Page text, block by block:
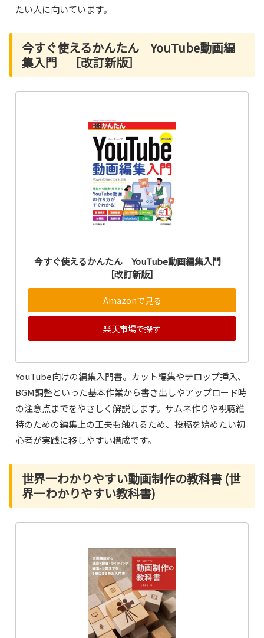
たい人に向いています。
今すぐ使えるかんたん YouTube動画編
集入門 ［改訂新版］
今すぐ使えるかんたん YouTube動画編集入門
［改訂新版］
Amazonで見る
楽天市場で探す
YouTube向けの編集入門書。カット編集やテロップ挿入、
BGM調整といった基本作業から書き出しやアップロード時
の注意点までをやさしく解説します。サムネ作りや視聴維
持のための編集上の工夫も触れるため、投稿を始めたい初
心者が実践に移しやすい構成です。
世界一わかりやすい動画制作の教科書 (世
界一わかりやすい教科書)